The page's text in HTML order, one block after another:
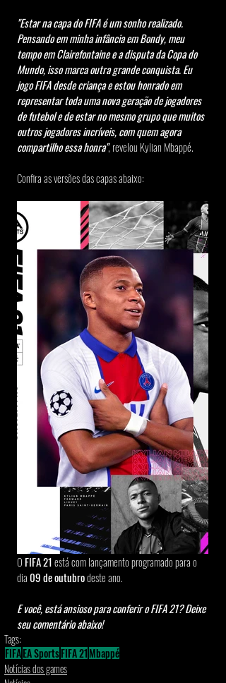
"Estar na capa do FIFA é um sonho realizado.
Pensando em minha infância em Bondy, meu
tempo em Clairefontaine e a disputa da Copa do
Mundo, isso marca outra grande conquista. Eu
jogo FIFA desde criança e estou honrado em
representar toda uma nova geração de jogadores
de futebol e de estar no mesmo grupo que muitos
outros jogadores incríveis, com quem agora
compartilho essa honra", revelou Kylian Mbappé.
Confira as versões das capas abaixo:
O FIFA 21 está com lançamento programado para o
dia 09 de outubro deste ano.
E você, está ansioso para conferir o FIFA 21? Deixe
seu comentário abaixo!
Tags:
FIFAEA SportsFIFA 21Mbappé
Notícias dos games